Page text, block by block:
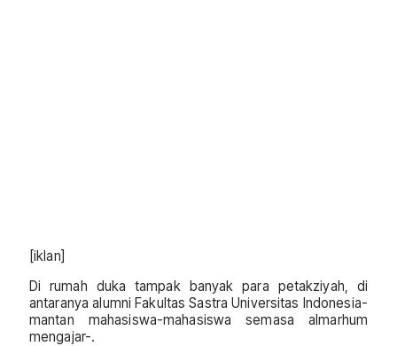
[iklan]
Di rumah duka tampak banyak para petakziyah, di
antaranya alumni Fakultas Sastra Universitas Indonesia-
mantan mahasiswa-mahasiswa semasa almarhum
mengajar-.